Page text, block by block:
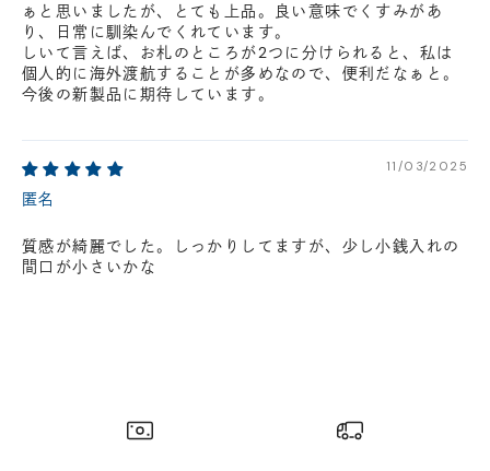
ぁと思いましたが、とても上品。良い意味でくすみがあ
り、日常に馴染んでくれています。
しいて言えば、お札のところが2つに分けられると、私は
個人的に海外渡航することが多めなので、便利だなぁと。
今後の新製品に期待しています。
11/03/2025
匿名
質感が綺麗でした。しっかりしてますが、少し小銭入れの
間口が小さいかな